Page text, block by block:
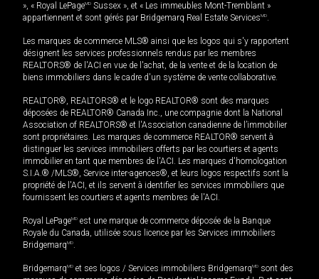
», « Royal LePageMD Sussex », et « Les immeubles Mont-Tremblant »
appartiennent et sont gérés par Bridgemarq Real Estate ServicesMD.
Les marques de commerce MLS® ainsi que les logos qui s'y rapportent
désignent les services professionnels rendus par les membres
REALTORS® de l'ACI en vue de l'achat, de la vente et de la location de
biens immobiliers dans le cadre d'un système de vente collaborative.
REALTOR®, REALTORS® et le logo REALTOR® sont des marques
déposées de REALTOR® Canada Inc., une compagnie dont la National
Association of REALTORS® et l'Association canadienne de l’immobilier
sont propriétaires. Les marques de commerce REALTOR® servent à
distinguer les services immobiliers offerts par les courtiers et agents
immobilier en tant que membres de l'ACI. Les marques d'homologation
S.I.A.® /MLS®, Service inter-agences®, et leurs logos respectifs sont la
propriété de l'ACI, et ils servent à identifier les services immobiliers que
fournissent les courtiers et agents membres de l'ACI.
Royal LePageMD est une marque de commerce déposée de la Banque
Royale du Canada, utilisée sous licence par les Services immobiliers
BridgemarqMD.
BridgemarqMD et ses logos / Services immobiliers BridgemarqMD sont des